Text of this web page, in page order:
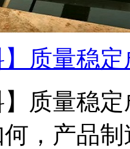
】质量稳
】质量稳
，产品